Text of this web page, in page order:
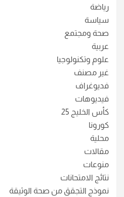
رياضة
سياسة
صحة ومجتمع
عربية
علوم وتكنولوجيا
غير مصنف
فديوغراف
فيديوهات
كأس الخليج 25
كورونا
محلية
مقالات
منوعات
نتائج الامتحانات
نموذج التجقق من صحة الوثيقة